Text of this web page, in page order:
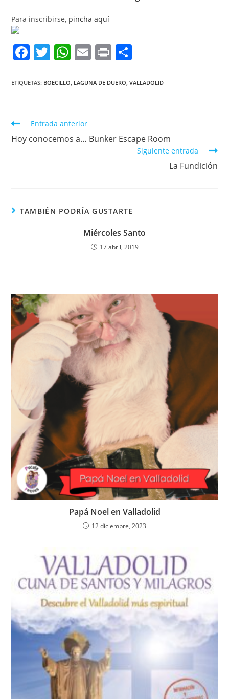
Para inscribirse, pincha aquí
F
c
b
o
T
itt
W
at
A
p
E
ai
Pr
t m
tir
ETIQUETAS: BOECILLO, LAGUNA DE DUERO, VALLADOLID
Entrada anterior
Hoy conocemos a… Bunker Escape Room
Siguiente entrada
La Fundición
TAMBIÉN PODRÍA GUSTARTE
Miércoles Santo
17 abril, 2019
Papá Noel en Valladolid
12 diciembre, 2023